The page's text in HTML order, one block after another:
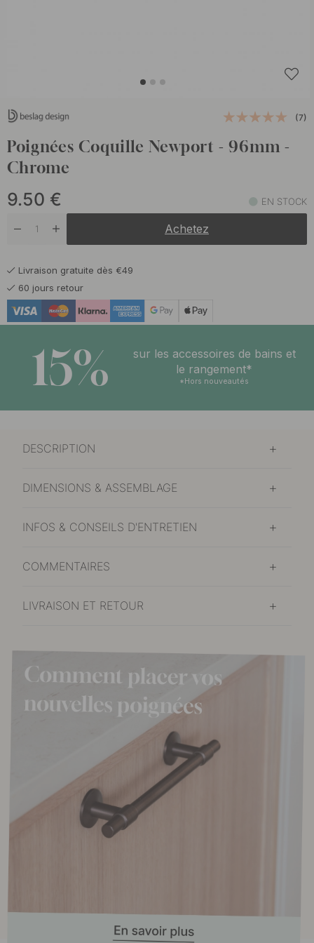
(7)
Poignées Coquille Newport - 96mm -
Chrome
9.50 € EN STOCK
Achetez
Livraison gratuite dès €49
60 jours retour
15%
sur les accessoires de bains et
le rangement*
*Hors nouveautés
DESCRIPTION
DIMENSIONS & ASSEMBLAGE
INFOS & CONSEILS D'ENTRETIEN
COMMENTAIRES
LIVRAISON ET RETOUR